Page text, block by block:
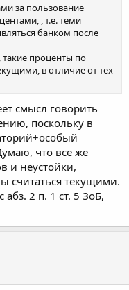
за пользование
, т.е. теми
банком после
такие проценты по
в отличие от тех
смысл говорить
поскольку в
что все же
и неустойки,
считаться текущими.
2 п. 1 ст. 5 ЗоБ,